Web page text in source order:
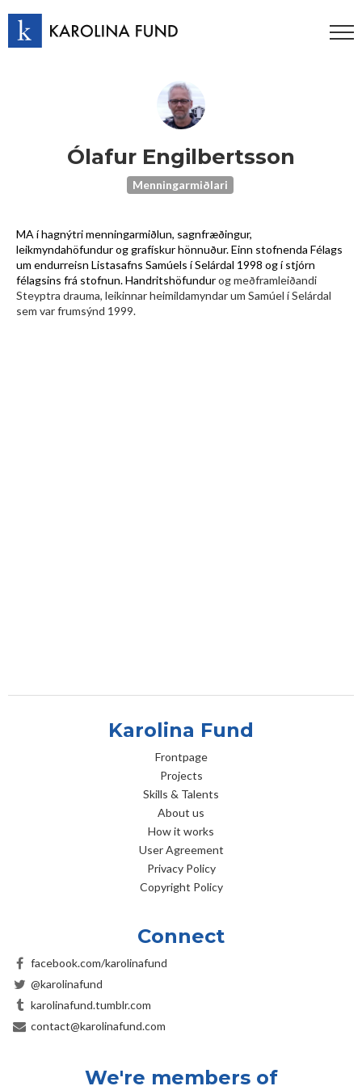
Ólafur Engilbertsson
Menningarmiðlari
MA í hagnýtri menningarmiðlun, sagnfræðingur,
leikmyndahöfundur og grafískur hönnuður. Einn stofnenda Félags
um endurreisn Listasafns Samúels í Selárdal 1998 og í stjórn
félagsins frá stofnun. Handritshöfundurog meðframleiðandi
Steyptra drauma, leikinnar heimildamyndar um Samúel í Selárdal
sem var frumsýnd 1999.
Karolina Fund
Frontpage
Projects
Skills & Talents
About us
How it works
User Agreement
Privacy Policy
Copyright Policy
Connect
facebook.com/karolinafund
@karolinafund
karolinafund.tumblr.com
contact@karolinafund.com
We're members of